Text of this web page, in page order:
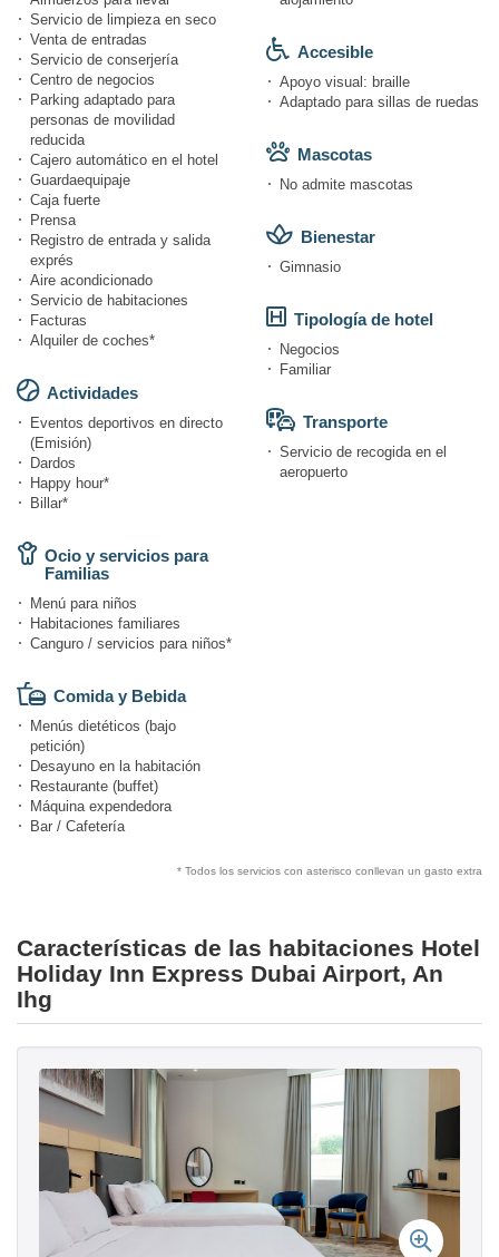
Servicio de limpieza en seco
Venta de entradas
Servicio de conserjería
Centro de negocios
Parking adaptado para
personas de movilidad
reducida
Cajero automático en el hotel
Guardaequipaje
Caja fuerte
Prensa
Registro de entrada y salida
exprés
Aire acondicionado
Servicio de habitaciones
Facturas
Alquiler de coches*
Actividades
Eventos deportivos en directo
(Emisión)
Dardos
Happy hour*
Billar*
Ocio y servicios para
Familias
Menú para niños
Habitaciones familiares
Canguro / servicios para niños*
Comida y Bebida
Menús dietéticos (bajo
petición)
Desayuno en la habitación
Restaurante (buffet)
Máquina expendedora
Bar / Cafetería
Accesible
Apoyo visual: braille
Adaptado para sillas de ruedas
Mascotas
No admite mascotas
Bienestar
Gimnasio
Tipología de hotel
Negocios
Familiar
Transporte
Servicio de recogida en el
aeropuerto
* Todos los servicios con asterisco conllevan un gasto extra
Características de las habitaciones Hotel
Holiday Inn Express Dubai Airport, An
Ihg